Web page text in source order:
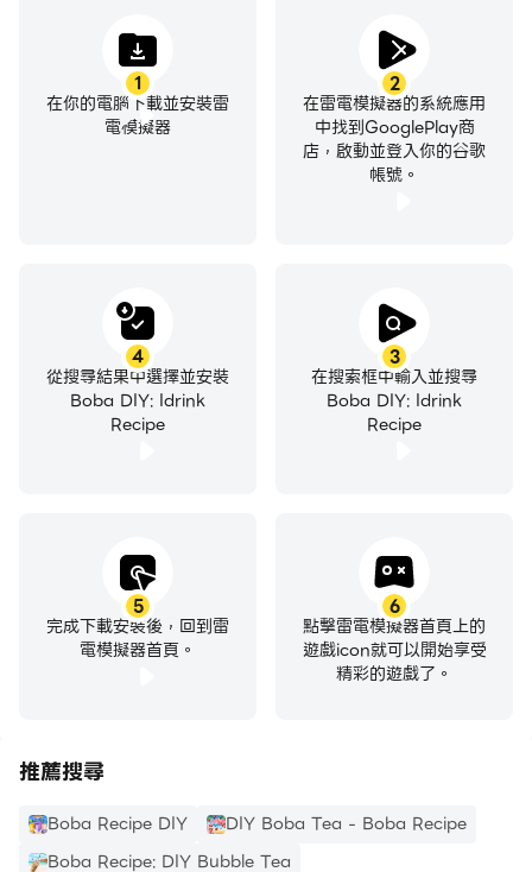
1
在你的電腦下載並安裝雷
電模擬器
2
在雷電模擬器的系統應用
中找到GooglePlay商
店，啟動並登入你的谷歌
帳號。
3
在搜索框中輸入並搜尋
Boba DIY: Idrink
Recipe
4
從搜尋結果中選擇並安裝
Boba DIY: Idrink
Recipe
5
完成下載安裝後，回到雷
電模擬器首頁。
6
點擊雷電模擬器首頁上的
遊戲icon就可以開始享受
精彩的遊戲了。
推薦搜尋
Boba Recipe DIY
DIY Boba Tea - Boba Recipe
Boba Recipe: DIY Bubble Tea